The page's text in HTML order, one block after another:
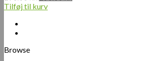
oprindelige
Tilføj til kurv
Browse